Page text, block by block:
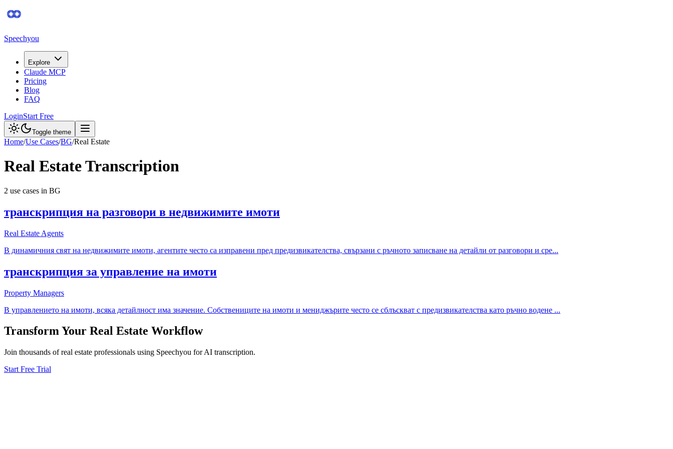
Speechyou
Explore
Claude MCP
Pricing
Blog
FAQ
LoginStart Free
Toggle theme
Home/Use Cases/BG/Real Estate
Real EstateTranscription
2 use cases in BG
транскрипция на разговори в недвижимите имоти
Real Estate Agents
В динамичния свят на недвижимите имоти, агентите често са изправени пред предизвикателства, свързани с ръчното записване на детайли от разговори и сре...
транскрипция за управление на имоти
Property Managers
В управлението на имоти, всяка детайлност има значение. Собствениците на имоти и мениджърите често се сблъскват с предизвикателства като ръчно водене ...
Transform Your Real Estate Workflow
Join thousands ofreal estate professionals using Speechyou for AI transcription.
Start Free Trial